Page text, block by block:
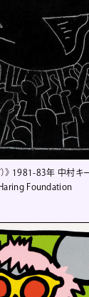
）》 1981-83年 中村
Foundation